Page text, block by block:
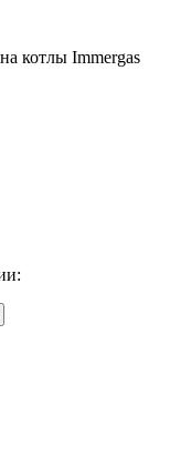
котлы Immergas